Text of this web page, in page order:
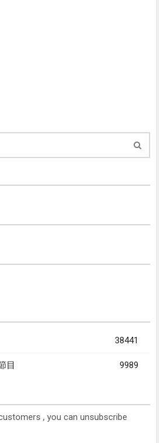
38441
目 9989
, you can unsubscribe